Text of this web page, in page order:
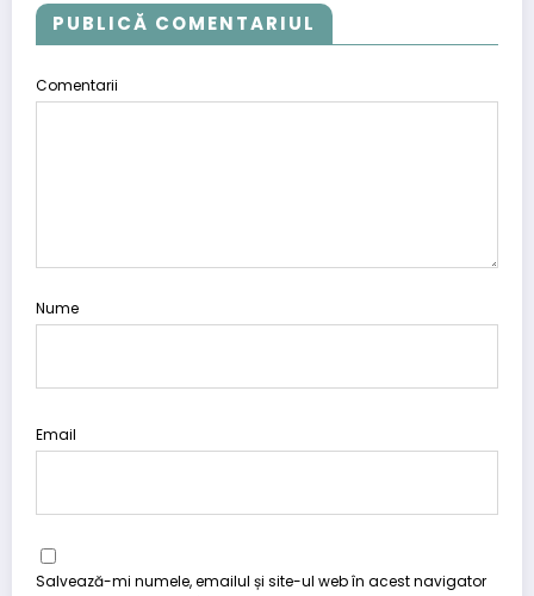
PUBLICĂ COMENTARIUL
Comentarii
Nume
Email
Salvează-mi numele, emailul și site-ul web în acest navigator